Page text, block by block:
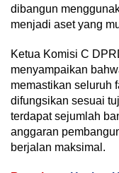
dibangun
menjadi aset yang
Ketua Komisi C
menyampaikan
memastikan seluruh
difungsikan sesuai
terdapat sejumlah
anggaran
berjalan maksimal.